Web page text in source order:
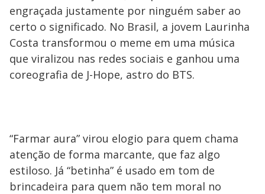
engraçada justamente por ninguém saber ao
certo o significado. No Brasil, a jovem Laurinha
Costa transformou o meme em uma música
que viralizou nas redes sociais e ganhou uma
coreografia de J-Hope, astro do BTS.
“Farmar aura” virou elogio para quem chama
atenção de forma marcante, que faz algo
estiloso. Já “betinha” é usado em tom de
brincadeira para quem não tem moral no